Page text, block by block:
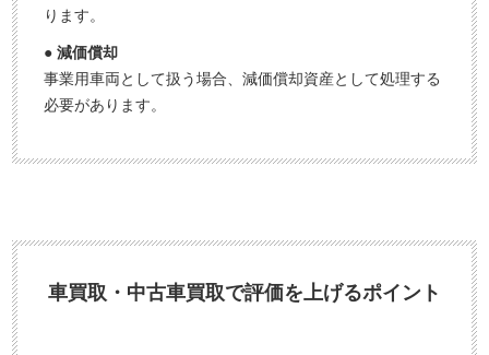
ります。
● 減価償却
事業用車両として扱う場合、減価償却資産として処理する
必要があります。
車買取・中古車買取で評価を上げるポイント